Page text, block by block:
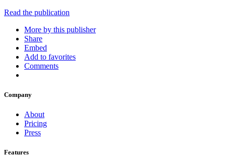
Read the publication
More by this publisher
Share
Embed
Add to favorites
Comments
Company
About
Pricing
Press
Features